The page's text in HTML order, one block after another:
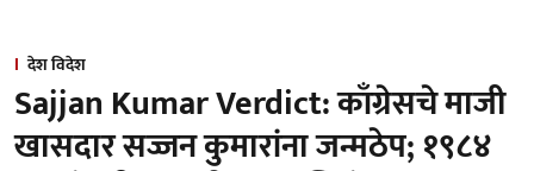
देश विदेश
Sajjan Kumar Verdict: काँग्रेसचे माजी
खासदार सज्जन कुमारांना जन्मठेप; १९८४